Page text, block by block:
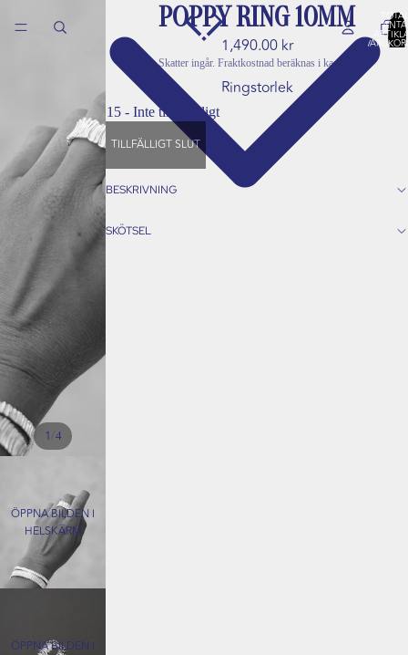
0
1 4
ÖPPNA BILDEN I
HELSKÄRM
ÖPPNA BILDEN I
POPPY RING 10MM
1,490.00 kr
Skatter ingår. Fraktkostnad beräknas i kassan.
Ringstorlek
TILLFÄLLIGT SLUT
BESKRIVNING
SKÖTSEL